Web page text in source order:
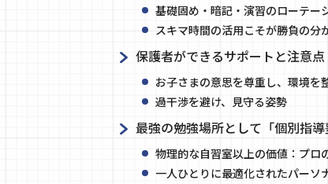
基礎固め・暗記・演習のローテー
スキマ時間の活用こそが勝負の分
保護者ができるサポートと注意点
お子さまの意思を尊重し、環境を
過干渉を避け、見守る姿勢
最強の勉強場所として「個別指
物理的な自習室以上の価値：プロ
一人ひとりに最適化されたパーソ